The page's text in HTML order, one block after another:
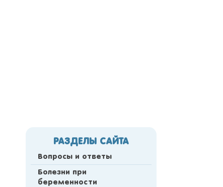
РАЗДЕЛЫ САЙТА
Вопросы и ответы
Болезни при
беременности